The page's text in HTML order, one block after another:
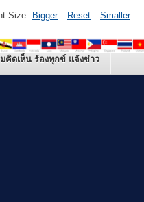
คิดเห็น ร้องทุกข์ แจ้งข่าว
Size Bigger Reset Smaller